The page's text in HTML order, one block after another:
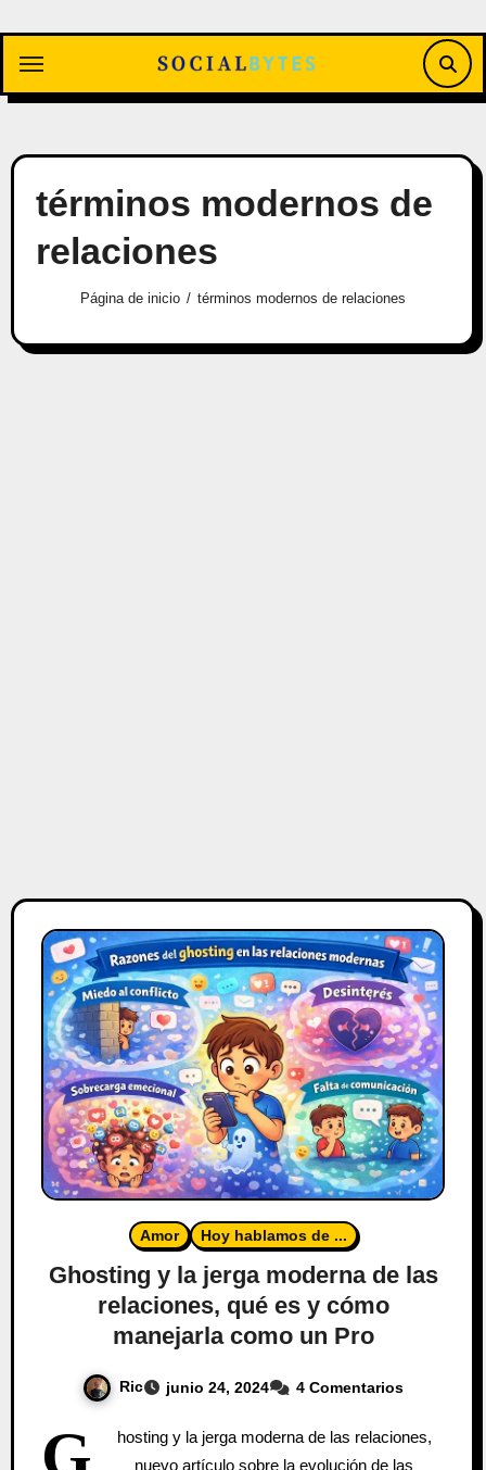
contenido
términos modernos de
relaciones
Página de inicio términos modernos de relaciones
Amor Hoy hablamos de ...
Ghosting y la jerga moderna de las
relaciones, qué es y cómo
manejarla como un Pro
Ric junio 24, 2024 4 Comentarios
hosting y la jerga moderna de las relaciones,
nuevo artículo sobre la evolución de las